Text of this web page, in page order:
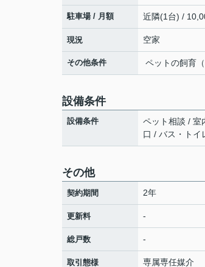
駐車場 / 月額 近隣(1台) /
現況 空家
その他条件 ペットの飼育
設備条件
設備条件
ペット相談 / 室
口 / バス・トイ
その他
契約期間 2年
更新料 -
総戸数 -
取引態様 専属専任媒介